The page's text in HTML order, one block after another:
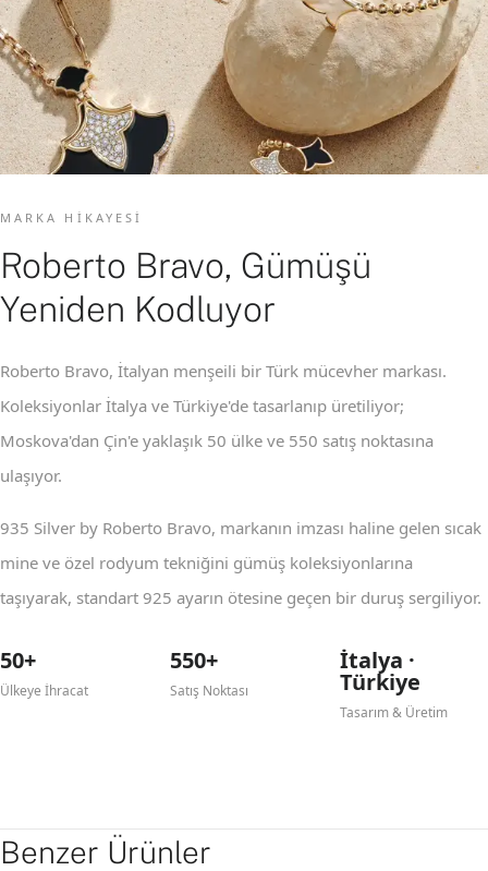
MARKA HIKAYESI
Roberto Bravo, Gümüşü
Yeniden Kodluyor
Roberto Bravo, İtalyan menşeili bir Türk mücevher markası.
Koleksiyonlar İtalya ve Türkiye'de tasarlanıp üretiliyor;
Moskova'dan Çin'e yaklaşık 50 ülke ve 550 satış noktasına
ulaşıyor.
935 Silver by Roberto Bravo, markanın imzası haline gelen sıcak
mine ve özel rodyum tekniğini gümüş koleksiyonlarına
taşıyarak, standart 925 ayarın ötesine geçen bir duruş sergiliyor.
50+
Ülkeye İhracat
550+
Satış Noktası
İtalya ·
Türkiye
Tasarım & Üretim
Benzer Ürünler